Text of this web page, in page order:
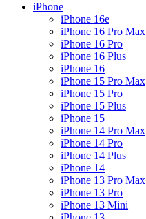
iPhone
iPhone 16e
iPhone 16 Pro Max
iPhone 16 Pro
iPhone 16 Plus
iPhone 16
iPhone 15 Pro Max
iPhone 15 Pro
iPhone 15 Plus
iPhone 15
iPhone 14 Pro Max
iPhone 14 Pro
iPhone 14 Plus
iPhone 14
iPhone 13 Pro Max
iPhone 13 Pro
iPhone 13 Mini